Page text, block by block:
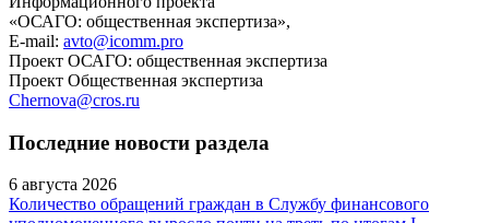
«ОСАГО: общественная экспертиза»,
E-mail: avto@icomm.pro
Проект ОСАГО: общественная экспертиза
Проект Общественная экспертиза
Chernova@cros.ru
Последние новости раздела
6 августа 2026
Количество обращений граждан в Службу финансового